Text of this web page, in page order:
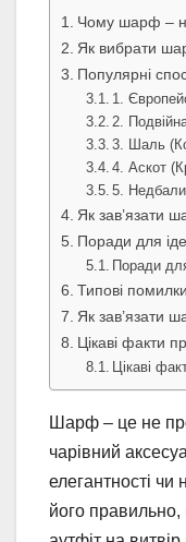
Чому шарф –
Як вибрати
Популярні
1.
2.
3. Шаль
4. Аскот
5.
Як зав’язати
Поради для
Поради
Типові
Як зав’язати
Цікаві факти
Цікаві
Шарф – це не
чарівний
елегантності чи
його